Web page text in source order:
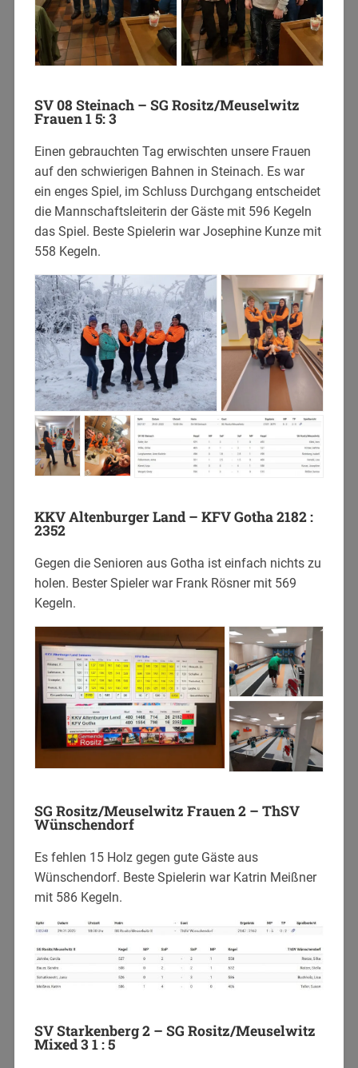
SV 08 Steinach – SG Rositz/Meuselwitz
Frauen 1 5: 3
Einen gebrauchten Tag erwischten unsere Frauen
auf den schwierigen Bahnen in Steinach. Es war
ein enges Spiel, im Schluss Durchgang entscheidet
die Mannschaftsleiterin der Gäste mit 596 Kegeln
das Spiel. Beste Spielerin war Josephine Kunze mit
558 Kegeln.
KKV Altenburger Land – KFV Gotha 2182 :
2352
Gegen die Senioren aus Gotha ist einfach nichts zu
holen. Bester Spieler war Frank Rösner mit 569
Kegeln.
SG Rositz/Meuselwitz Frauen 2 – ThSV
Wünschendorf
Es fehlen 15 Holz gegen gute Gäste aus
Wünschendorf. Beste Spielerin war Katrin Meißner
mit 586 Kegeln.
SV Starkenberg 2 – SG Rositz/Meuselwitz
Mixed 3 1 : 5